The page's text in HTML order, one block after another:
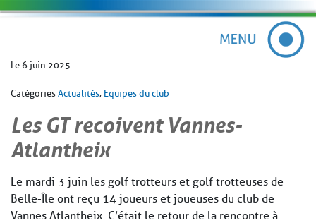
Le 6 juin 2025
Catégories Actualités, Equipes du club
Les GT recoivent Vannes-
Atlantheix
Le mardi 3 juin les golf trotteurs et golf trotteuses de
Belle-Île ont reçu 14 joueurs et joueuses du club de
Vannes Atlantheix. C’était le retour de la rencontre à